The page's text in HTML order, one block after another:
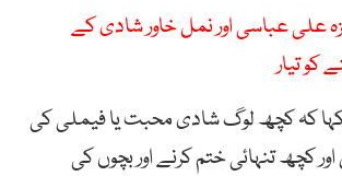
علی عباسی اور نمل خاور شادی کے
کو تیار
کہ کچھ لوگ شادی محبت یا فیملی کی
کچھ تنہائی ختم کرنے اور بچوں کی